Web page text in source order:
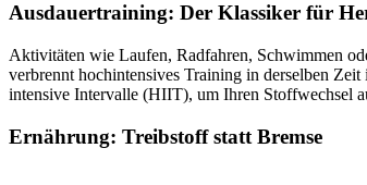
Ausdauertraining: Der Klassiker für
Aktivitäten wie Laufen, Radfahren, Schwimmen
verbrennt hochintensives Training in derselben
intensive Intervalle (HIIT), um Ihren Stoffwechsel
Ernährung: Treibstoff statt Bremse